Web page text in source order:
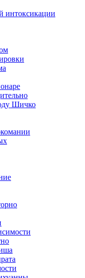
интоксикации
Шичко